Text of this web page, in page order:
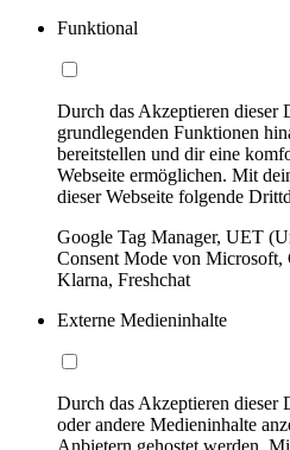
Funktional
Durch das Akzeptieren dieser
grundlegenden Funktionen
bereitstellen und dir eine
Webseite ermöglichen. Mit
dieser Webseite folgende
Google Tag Manager, UET
Consent Mode von Microsoft,
Klarna, Freshchat
Externe Medieninhalte
Durch das Akzeptieren dieser
oder andere Medieninhalte